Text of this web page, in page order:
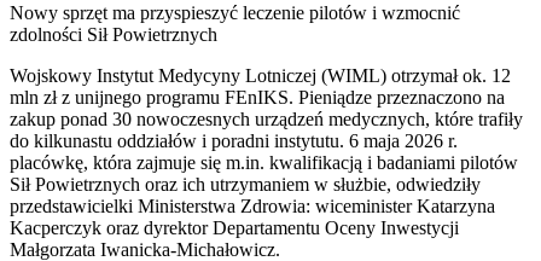
Nowy sprzęt ma przyspieszyć leczenie pilotów i wzmocnić
zdolności Sił Powietrznych
Wojskowy Instytut Medycyny Lotniczej (WIML) otrzymał ok. 12
mln zł z unijnego programu FEnIKS. Pieniądze przeznaczono na
zakup ponad 30 nowoczesnych urządzeń medycznych, które trafiły
do kilkunastu oddziałów i poradni instytutu. 6 maja 2026 r.
placówkę, która zajmuje się m.in. kwalifikacją i badaniami pilotów
Sił Powietrznych oraz ich utrzymaniem w służbie, odwiedziły
przedstawicielki Ministerstwa Zdrowia: wiceminister Katarzyna
Kacperczyk oraz dyrektor Departamentu Oceny Inwestycji
Małgorzata Iwanicka-Michałowicz.